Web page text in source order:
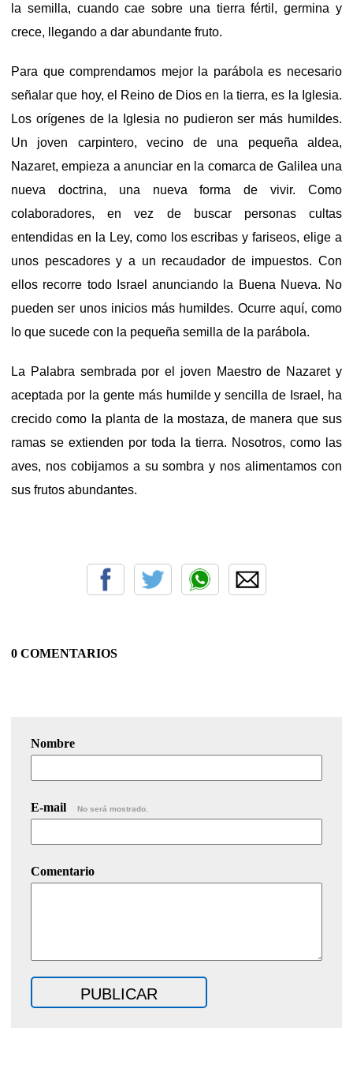
la semilla, cuando cae sobre una tierra fértil, germina y
crece, llegando a dar abundante fruto.
Para que comprendamos mejor la parábola es necesario
señalar que hoy, el Reino de Dios en la tierra, es la Iglesia.
Los orígenes de la Iglesia no pudieron ser más humildes.
Un joven carpintero, vecino de una pequeña aldea,
Nazaret, empieza a anunciar en la comarca de Galilea una
nueva doctrina, una nueva forma de vivir. Como
colaboradores, en vez de buscar personas cultas
entendidas en la Ley, como los escribas y fariseos, elige a
unos pescadores y a un recaudador de impuestos. Con
ellos recorre todo Israel anunciando la Buena Nueva. No
pueden ser unos inicios más humildes. Ocurre aquí, como
lo que sucede con la pequeña semilla de la parábola.
La Palabra sembrada por el joven Maestro de Nazaret y
aceptada por la gente más humilde y sencilla de Israel, ha
crecido como la planta de la mostaza, de manera que sus
ramas se extienden por toda la tierra. Nosotros, como las
aves, nos cobijamos a su sombra y nos alimentamos con
sus frutos abundantes.
0 COMENTARIOS
Nombre
E-mail No será mostrado.
Comentario